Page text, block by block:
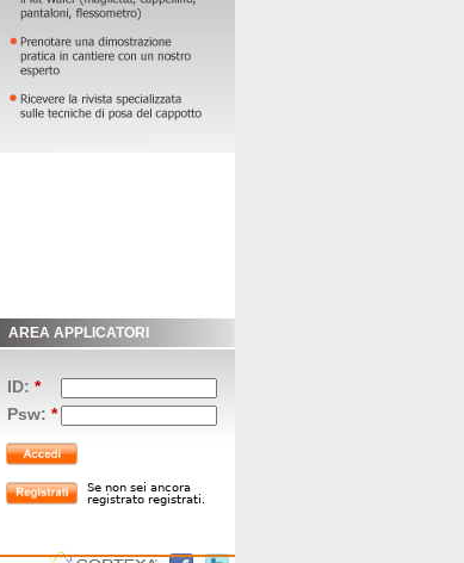
AREA APPLICATORI
ID: *
Psw: *
Se non sei ancora
registrato registrati.